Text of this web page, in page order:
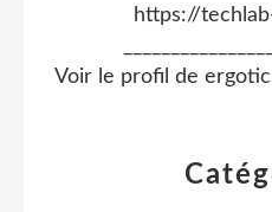
https://
Voir le profil de ergotic